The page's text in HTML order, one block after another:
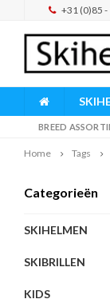
+31 (0)85
BREED
Home Tags
Categorieën
SKIHELMEN
SKIBRILLEN
KIDS